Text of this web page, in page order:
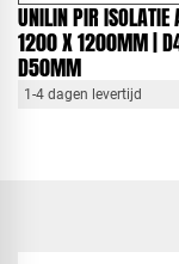
UNILIN PIR ISOLATIE
1200 X 1200MM |
D50MM
1-4 dagen levertijd